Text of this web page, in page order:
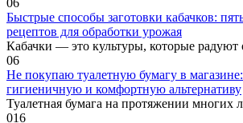
Быстрые способы заготовки кабачков:
рецептов для обработки урожая
Кабачки — это культуры, которые радуют
06
Не покупаю туалетную бумагу в
гигиеничную и комфортную альтернативу
Туалетная бумага на протяжении многих
016